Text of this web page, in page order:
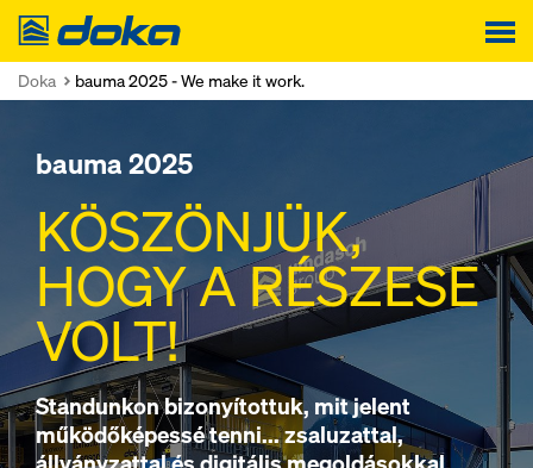
Doka
Doka bauma 2025 - We make it work.
bauma 2025
KÖSZÖNJÜK,
HOGY A RÉSZESE
VOLT!
Standunkon bizonyítottuk, mit jelent
működőképessé tenni... zsaluzattal,